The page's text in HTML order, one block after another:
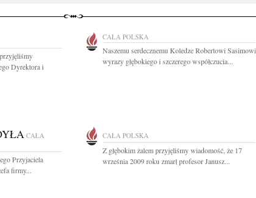
Dyrektora i
CAŁA POLSKA
Naszemu serdecznemu Koledze Robertowi Sasimowi
wyrazy głębokiego i szczerego współczucia...
CAŁA
Przyjaciela
firmy...
CAŁA POLSKA
Z głębokim żalem przyjęliśmy wiadomość, że 17
września 2009 roku zmarł profesor Janusz...